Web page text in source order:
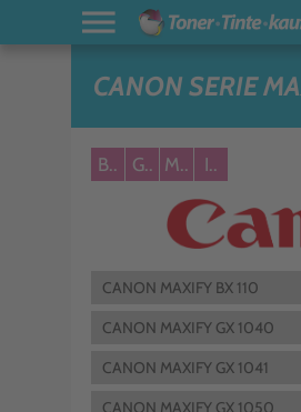
CANON SERIE
B.. G.. M.. I..
CANON MAXIFY BX 110
CANON MAXIFY GX 1040
CANON MAXIFY GX 1041
CANON MAXIFY GX 1050